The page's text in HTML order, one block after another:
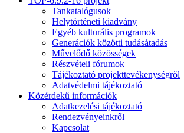
Tankatalógusok
Helytörténeti kiadvány
Egyéb kulturális programok
Generációk közötti tudásátadás
Művelődő közösségek
Részvételi fórumok
Tájékoztató projekttevékenységről
Adatvédelmi tájékoztató
Közérdekű információk
Adatkezelési tájékoztató
Rendezvényeinkről
Kapcsolat